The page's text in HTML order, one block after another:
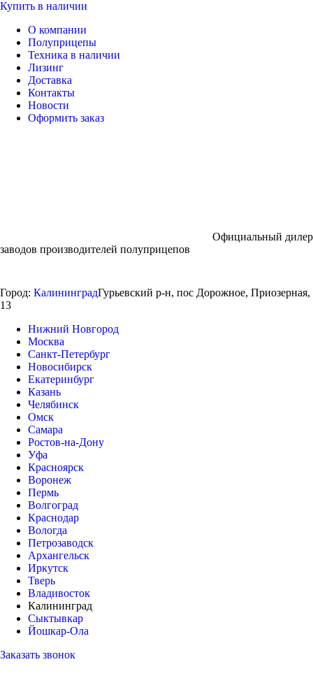
Купить в наличии
О компании
Полуприцепы
Техника в наличии
Лизинг
Доставка
Контакты
Новости
Оформить заказ
Официальный дилер
заводов производителей полуприцепов
Город: КалининградГурьевский р-н, пос Дорожное, Приозерная,
13
Нижний Новгород
Москва
Санкт-Петербург
Новосибирск
Екатеринбург
Казань
Челябинск
Омск
Самара
Ростов-на-Дону
Уфа
Красноярск
Воронеж
Пермь
Волгоград
Краснодар
Вологда
Петрозаводск
Архангельск
Иркутск
Тверь
Владивосток
Калининград
Сыктывкар
Йошкар-Ола
Заказать звонок